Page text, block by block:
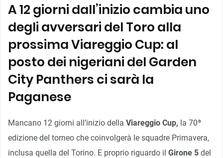
A 12 giorni dall’inizio cambia uno
degli avversari del Toro alla
prossima Viareggio Cup: al
posto dei nigeriani del Garden
City Panthers ci sarà la
Paganese
Mancano 12 giorni all’inizio della Viareggio Cup, la 70ª
edizione del torneo che coinvolgerà le squadre Primavera,
inclusa quella del Torino. E proprio riguardo il Girone 5 del